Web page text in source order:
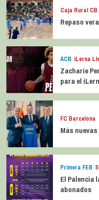
Caja Rural
Repaso
ACB iLerna
Zacharie
para el
FC Barcelona
Más
Primera FEB
El Palencia
abonados